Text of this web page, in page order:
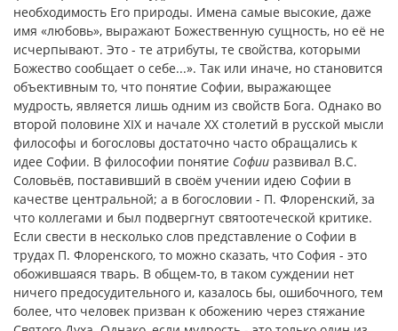
необходимость Его природы. Имена самые высокие, даже
имя «любовь», выражают Божественную сущность, но её не
исчерпывают. Это - те атрибуты, те свойства, которыми
Божество сообщает о себе...». Так или иначе, но становится
объективным то, что понятие Софии, выражающее
мудрость, является лишь одним из свойств Бога. Однако во
второй половине XIX и начале ХХ столетий в русской мысли
философы и богословы достаточно часто обращались к
идее Софии. В философии понятие Софии развивал В.С.
Соловьёв, поставивший в своём учении идею Софии в
качестве центральной; а в богословии - П. Флоренский, за
что коллегами и был подвергнут святоотеческой критике.
Если свести в несколько слов представление о Софии в
трудах П. Флоренского, то можно сказать, что София - это
обожившаяся тварь. В общем-то, в таком суждении нет
ничего предосудительного и, казалось бы, ошибочного, тем
более, что человек призван к обожению через стяжание